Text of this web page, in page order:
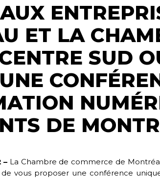
ET LA
SUD
DE
– La Chambre de commerce de
vous proposer une conférence